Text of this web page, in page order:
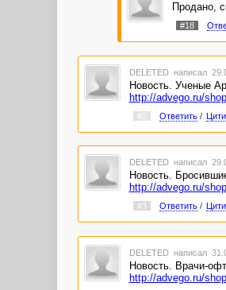
Продано,
#18
DELETED написал
Новость. Ученые
http://advego.ru/
#2 Ответить/
DELETED написал
Новость.
http://advego.ru/
#3 Ответить/
DELETED написал
Новость. Врачи-
http://advego.ru/